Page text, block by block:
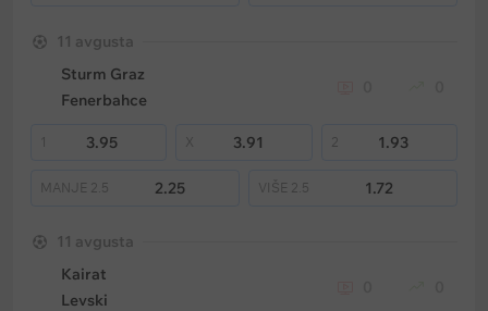
11 avgusta
Sturm Graz
Fenerbahce
1 3.95 3.91 2 1.93
MANJE 2.5 2.25 VIŠE 2.5 1.72
11 avgusta
Kairat
Levski